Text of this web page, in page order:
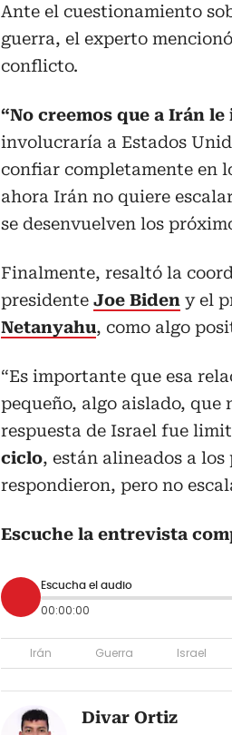
Ante el cuestionamiento
guerra, el experto
conflicto.
“No creemos que a Irán
involucraría a Estados
confiar completamente en
ahora Irán no quiere
se desenvuelven los
Finalmente, resaltó la
presidente Joe Biden y el
Netanyahu, como algo
“Es importante que esa
pequeño, algo aislado, que
respuesta de Israel fue
ciclo, están alineados a
respondieron, pero no
Escuche la entrevista
Escucha el audio
00:00:00
Irán Guerra Israel
Divar Ortiz